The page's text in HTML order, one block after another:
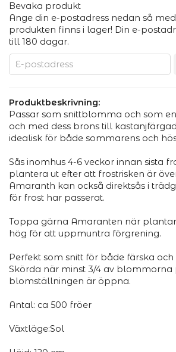
Bevaka produkt
Ange din e-postadress nedan så
produkten finns i lager! Din e-
till 180 dagar.
Produktbeskrivning:
Passar som snittblomma och som
och med dess brons till
idealisk för både sommarens och
Sås inomhus 4-6 veckor innan sista
plantera ut efter att frostrisken är
Amaranth kan också direktsås i
för frost har passerat.
Toppa gärna Amaranten när
hög för att uppmuntra förgrening.
Perfekt som snitt för både färska
Skörda när minst 3/4 av blommorna
blomställningen är öppna.
Antal: ca 500 fröer
Växtläge:Sol